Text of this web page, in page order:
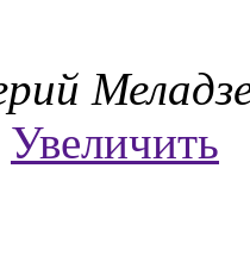
Увеличить